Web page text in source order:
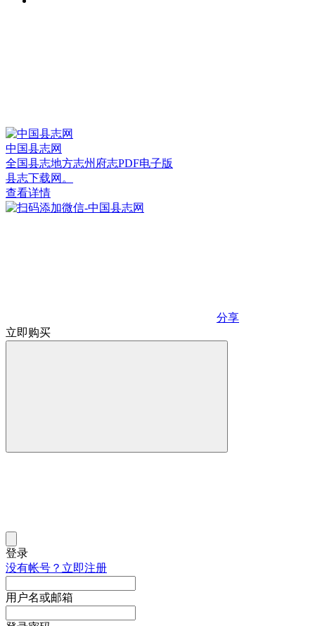
中国县志网
全国县志地方志州府志PDF电子版
县志下载网。
查看详情
分享
立即购买
登录
没有帐号？立即注册
用户名或邮箱